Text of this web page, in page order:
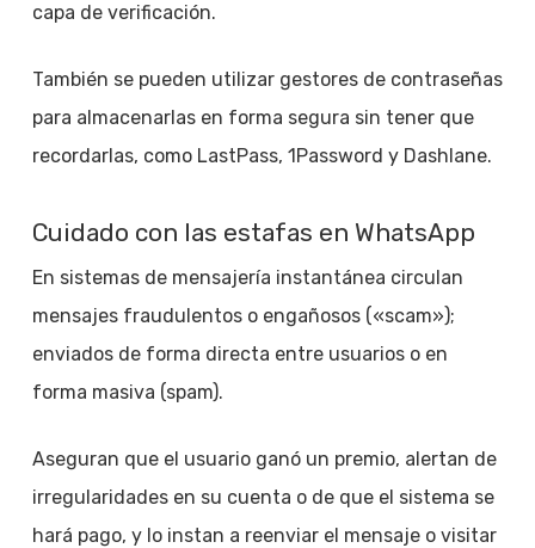
capa de verificación.
También se pueden utilizar gestores de contraseñas
para almacenarlas en forma segura sin tener que
recordarlas, como LastPass, 1Password y Dashlane.
Cuidado con las estafas en WhatsApp
En sistemas de mensajería instantánea circulan
mensajes fraudulentos o engañosos («scam»);
enviados de forma directa entre usuarios o en
forma masiva (spam).
Aseguran que el usuario ganó un premio, alertan de
irregularidades en su cuenta o de que el sistema se
hará pago, y lo instan a reenviar el mensaje o visitar